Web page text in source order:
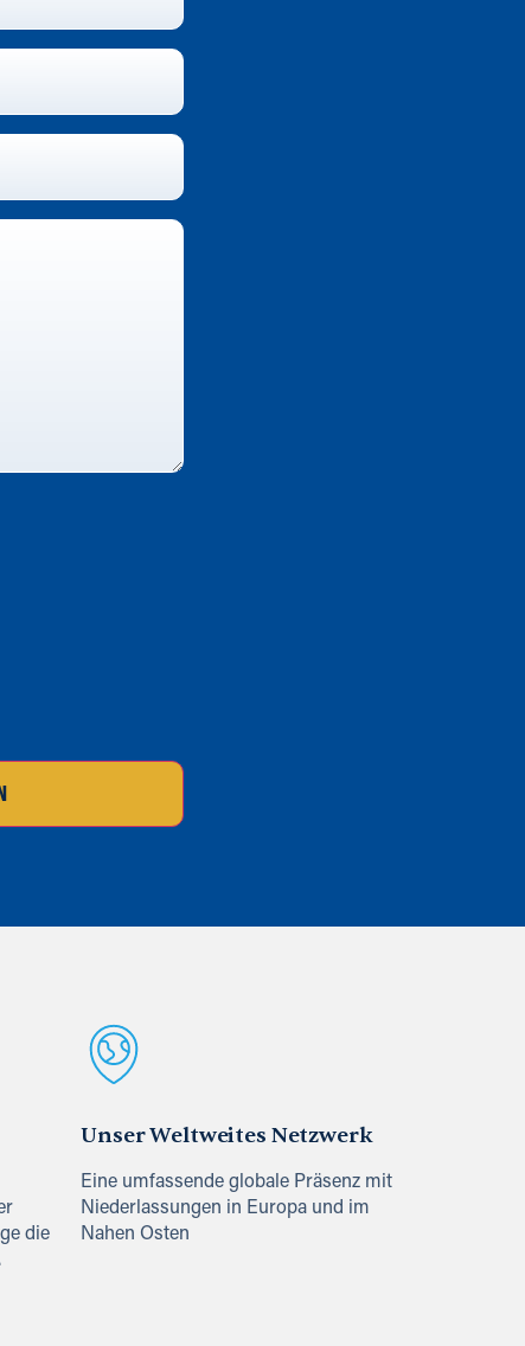
die
Unser Weltweites Netzwerk
Eine umfassende globale Präsenz mit
Niederlassungen in Europa und im
Nahen Osten